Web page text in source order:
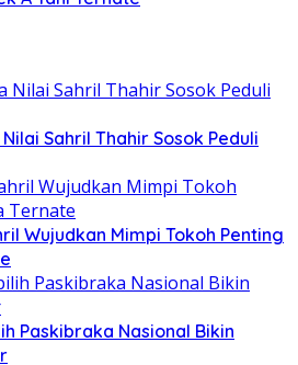
Sahril Thahir Sosok Peduli
Wujudkan Mimpi Tokoh Penting
Paskibraka Nasional Bikin